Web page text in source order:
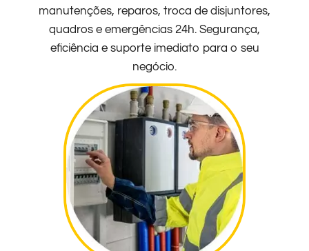
manutenções, reparos, troca de disjuntores,
quadros e emergências 24h. Segurança,
eficiência e suporte imediato para o seu
negócio.